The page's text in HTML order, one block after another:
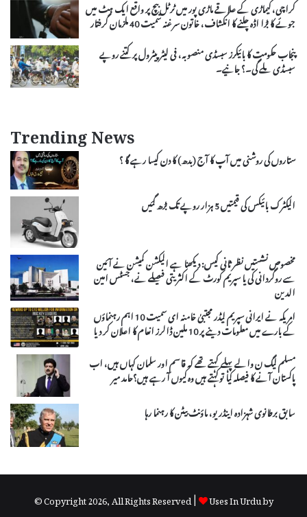
کراچی، کیماڑی کے علاقے ماڑی پور میں ٹرٹل بیچ پر واقع ایک ہٹ میں
جوئے کا بڑا اڈہ چلنے کا انکشاف، خاتون سرغنہ سمیت 40 ملزمان گرفتار
پنجاب حکومت کا بائیکرز سبسڈی منصوبہ، فی لیٹر پیٹرول پر کتنے روپے
سبسڈی ملے گی۔؟ جانیے۔
Trending News
ستاروں کی روشنی میں آپ کا آج (بدھ) کا دن کیسا رہے گا ؟
الیکٹرک بائیکس کی قیمتیں 5 ہزار روپے تک بڑھ گئیں
مخصوص نشستیں نظر ثانی کیس: دیکھنا ہے الیکشن کمیشن نے آئین
سے روگردانی کی یا سپریم کورٹ کے اکثریتی فیصلے نے، جسٹس امین
الدین
امریکہ نے ایرانی سپریم لیڈر مجتبیٰ خامنہ ای سمیت 10 اہم رہنماؤں
کے بارے میں معلومات دینے پر 10 ملین ڈالرز انعام کا اعلان کر دیا
مسلم لیگ ن والے پہلے کہتے تھے کہ قاسم اور سلمان کہاں ہیں، اب
پاکستان آنے کا فیصلہ کیا توکہتے ہیں وہ کیوں آ رہے ہیں؟حامد میر
سابق برطانوی شہزادہ اینڈریو، ماؤنٹ بیٹن کا رہنما رہا
© Copyright 2026, All Rights Reserved |
Uses In Urdu by